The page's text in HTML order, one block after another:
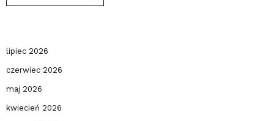
lipiec 2026
czerwiec 2026
maj 2026
kwiecień 2026